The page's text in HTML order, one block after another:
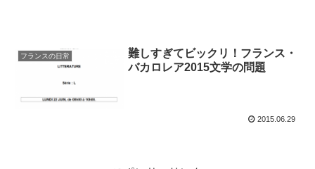
フランスの日常
難しすぎてビックリ！フランス・
バカロレア2015文学の問題
2015.06.29